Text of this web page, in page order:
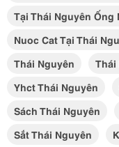
Tại Thái Nguyên Ống
Nuoc Cat Tại Thái
Thái Nguyên
Thái
Yhct Thái Nguyên
Sách Thái Nguyên
Sắt Thái Nguyên